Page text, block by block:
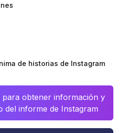
de historias de Instagram
obtener información y
del informe de Instagram